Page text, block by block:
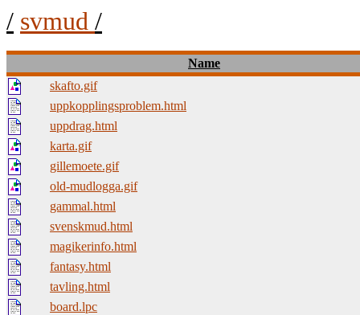
/ svmud /
Name
skafto.gif
uppkopplingsproblem.html
uppdrag.html
karta.gif
gillemoete.gif
old-mudlogga.gif
gammal.html
svenskmud.html
magikerinfo.html
fantasy.html
tavling.html
board.lpc